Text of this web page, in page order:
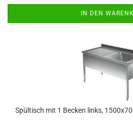
IN DEN
Spültisch mit 1 Becken links,